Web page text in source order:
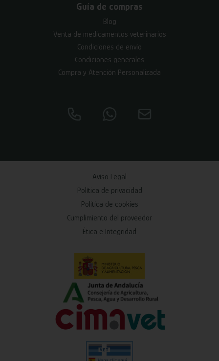
Guía de compras
Blog
Venta de medicamentos veterinarios
Condiciones de envío
Condiciones generales
Compra y Atención Personalizada
Aviso Legal
Política de privacidad
Política de cookies
Cumplimiento del proveedor
Ética e Integridad